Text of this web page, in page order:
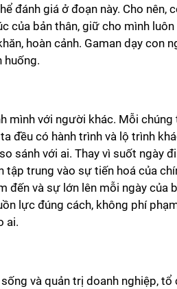
đánh giá ở đoạn này. Cho nên,
của bản thân, giữ cho mình luôn
hoàn cảnh. Gaman dạy con
huống.
mình với người khác. Mỗi chúng
đều có hành trình và lộ trình
sánh với ai. Thay vì suốt ngày
tập trung vào sự tiến hoá của
đến và sự lớn lên mỗi ngày của
lực đúng cách, không phí
ai.
và quản trị doanh nghiệp, tổ